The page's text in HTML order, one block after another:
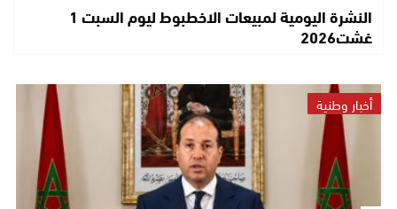
النشرة اليومية لمبيعات الاخطبوط ليوم السبت 1
غشت2026
أخبار وطنية